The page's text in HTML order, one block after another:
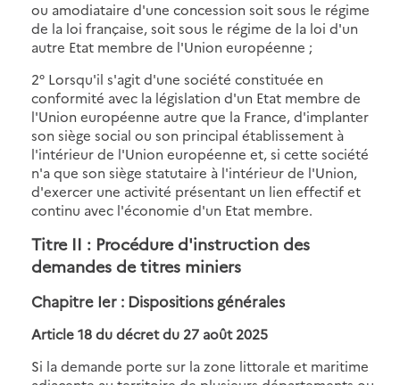
ou amodiataire d'une concession soit sous le régime
de la loi française, soit sous le régime de la loi d'un
autre Etat membre de l'Union européenne ;
2° Lorsqu'il s'agit d'une société constituée en
conformité avec la législation d'un Etat membre de
l'Union européenne autre que la France, d'implanter
son siège social ou son principal établissement à
l'intérieur de l'Union européenne et, si cette société
n'a que son siège statutaire à l'intérieur de l'Union,
d'exercer une activité présentant un lien effectif et
continu avec l'économie d'un Etat membre.
Titre II : Procédure d'instruction des
demandes de titres miniers
Chapitre Ier : Dispositions générales
Article 18du décret du 27 août 2025
Si la demande porte sur la zone littorale et maritime